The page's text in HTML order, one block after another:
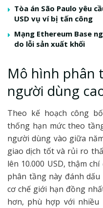
Tòa án São Paulo yêu
USD vụ ví bị tấn công
Mạng Ethereum Base
do lỗi sản xuất khối
Mô hình phân
người dùng
Theo kế hoạch công
thống hạn mức theo
người dùng vào giữa
giao dịch tốt và rủi ro
lên 10.000 USD, thậm
phân tầng này đánh
cơ chế giới hạn đồng
hơn, phù hợp với nhiều